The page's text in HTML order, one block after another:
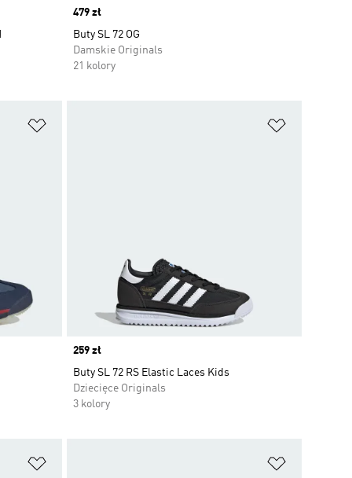
Price
479 zł
Buty SL 72 OG
Damskie Originals
21 kolory
Price
259 zł
Buty SL 72 RS Elastic Laces Kids
Dziecięce Originals
3 kolory